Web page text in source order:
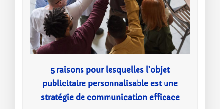
5 raisons pour lesquelles l’objet
publicitaire personnalisable est une
stratégie de communication efficace